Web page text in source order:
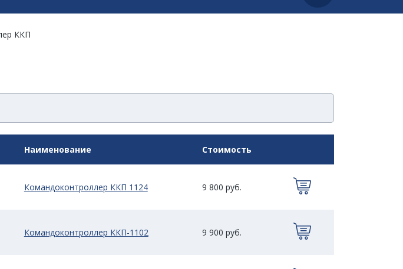
ККП
Наименование Стоимость
Командоконтроллер ККП 1124 9 800 руб.
Командоконтроллер ККП-1102 9 900 руб.